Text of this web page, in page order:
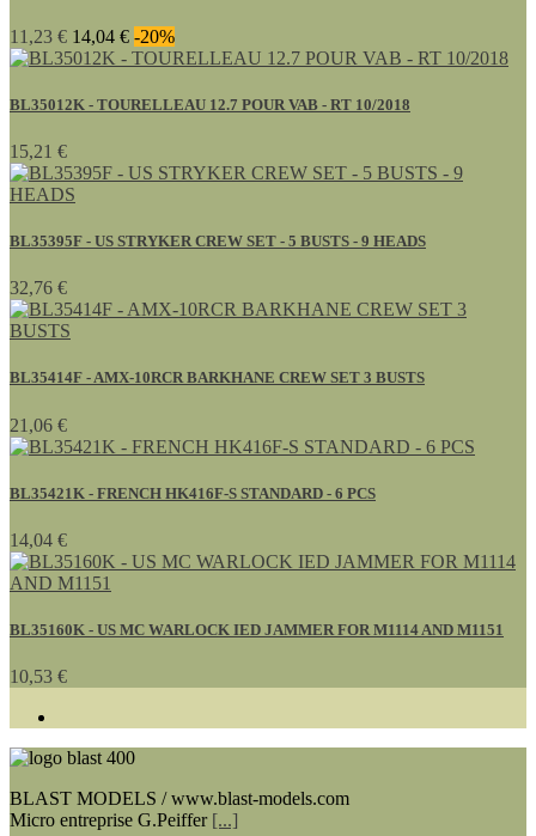
11,23 € 14,04 € -20%
BL35012K - TOURELLEAU 12.7 POUR VAB - RT 10/2018
15,21 €
BL35395F - US STRYKER CREW SET - 5 BUSTS - 9 HEADS
32,76 €
BL35414F - AMX-10RCR BARKHANE CREW SET 3 BUSTS
21,06 €
BL35421K - FRENCH HK416F-S STANDARD - 6 PCS
14,04 €
BL35160K - US MC WARLOCK IED JAMMER FOR M1114 AND M1151
10,53 €
BLAST MODELS / www.blast-models.com
Micro entreprise G.Peiffer [...]